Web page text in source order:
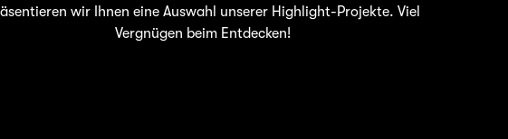
wir Ihnen eine Auswahl unserer Highlight-Projekte. Viel
Vergnügen beim Entdecken!